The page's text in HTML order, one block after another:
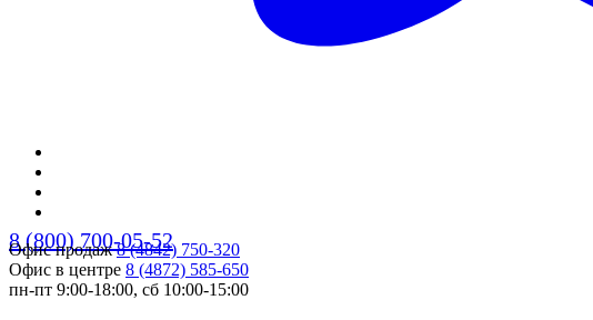
8 (800) 700-05-52
Офис продаж8 (4842) 750-320
Офис в центре 8 (4872) 585-650
пн-пт 9:00-18:00, сб 10:00-15:00